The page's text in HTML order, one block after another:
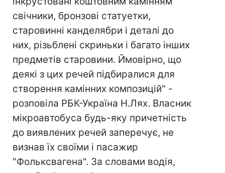
свічники, бронзові статуетки,
старовинні канделябри і деталі до
них, різьблені скриньки і багато інших
предметів старовини. Ймовірно, що
деякі з цих речей підбиралися для
створення камінних композицій" -
розповіла РБК-Україна Н.Лях. Власник
мікроавтобуса будь-яку причетність
до виявлених речей заперечує, не
визнав їх своїми і пасажир
"Фольксвагена". За словами водія,